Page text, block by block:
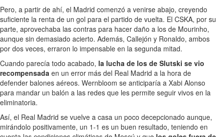
Pero, a partir de ahí, el Madrid comenzó a venirse abajo, creyendo
suficiente la renta de un gol para el partido de vuelta. El CSKA, por su
parte, aprovechaba las contras para hacer daño a los de Mourinho,
aunque sin demasiado acierto. Además, Callejón y Ronaldo, ambos
por dos veces, erraron lo impensable en la segunda mitad.
Cuando parecía todo acabado, la lucha de los de Slutski se vio
recompensada en un error más del Real Madrid a la hora de
defender balones aéreos. Wernbloom se anticiparía a Xabi Alonso
para mandar un balón a las redes que les permite seguir vivos en la
eliminatoria.
Así, el Real Madrid se vuelve a casa un poco decepcionado aunque,
mirándolo positivamente, un 1-1 es un buen resultado, teniendo en